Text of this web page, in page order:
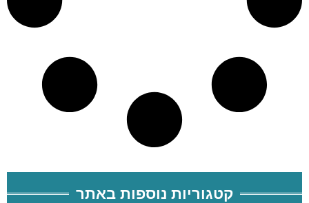
קטגוריות נוספות באתר